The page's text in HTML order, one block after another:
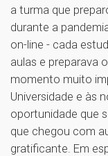
a turma que
durante a
on-line - cada
aulas e preparava
momento muito
Universidade e às
oportunidade que
que chegou com
gratificante. Em